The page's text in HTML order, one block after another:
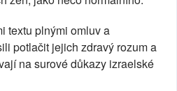
textu plnými omluv a
potlačit jejich zdravý rozum a
na surové důkazy izraelské